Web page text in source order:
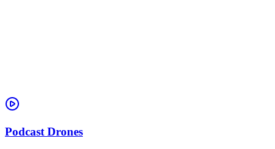
Podcast Drones